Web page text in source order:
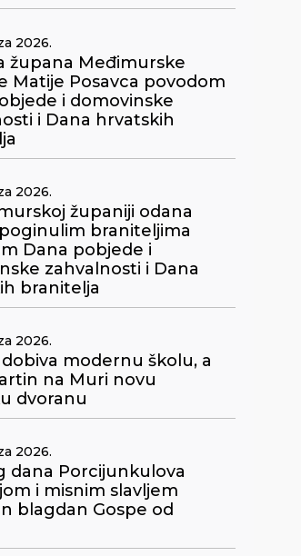
2026.
župana Međimurske
Matije Posavca povodom
i domovinske
i Dana hrvatskih
2026.
županiji odana
braniteljima
Dana pobjede i
zahvalnosti i Dana
branitelja
2026.
modernu školu, a
na Muri novu
dvoranu
2026.
dana Porcijunkulova
i misnim slavljem
blagdan Gospe od